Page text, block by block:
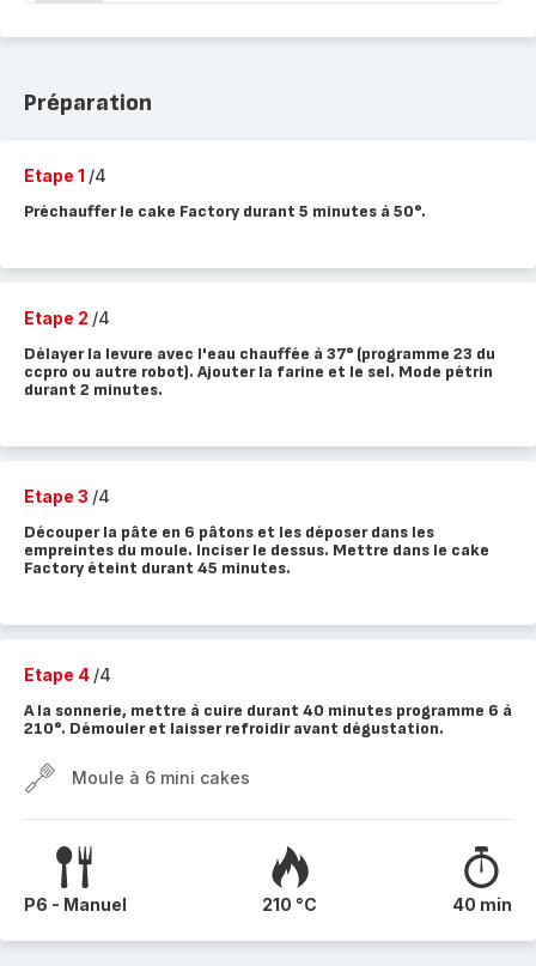
Préparation
Etape 1 /4
Préchauffer le cake Factory durant 5 minutes à 50°.
Etape 2 /4
Délayer la levure avec l'eau chauffée à 37° (programme 23 du
ccpro ou autre robot). Ajouter la farine et le sel. Mode pétrin
durant 2 minutes.
Etape 3 /4
Découper la pâte en 6 pâtons et les déposer dans les
empreintes du moule. Inciser le dessus. Mettre dans le cake
Factory éteint durant 45 minutes.
Etape 4 /4
A la sonnerie, mettre à cuire durant 40 minutes programme 6 à
210°. Démouler et laisser refroidir avant dégustation.
Moule à 6 mini cakes
P6 - Manuel 210 °C 40 min